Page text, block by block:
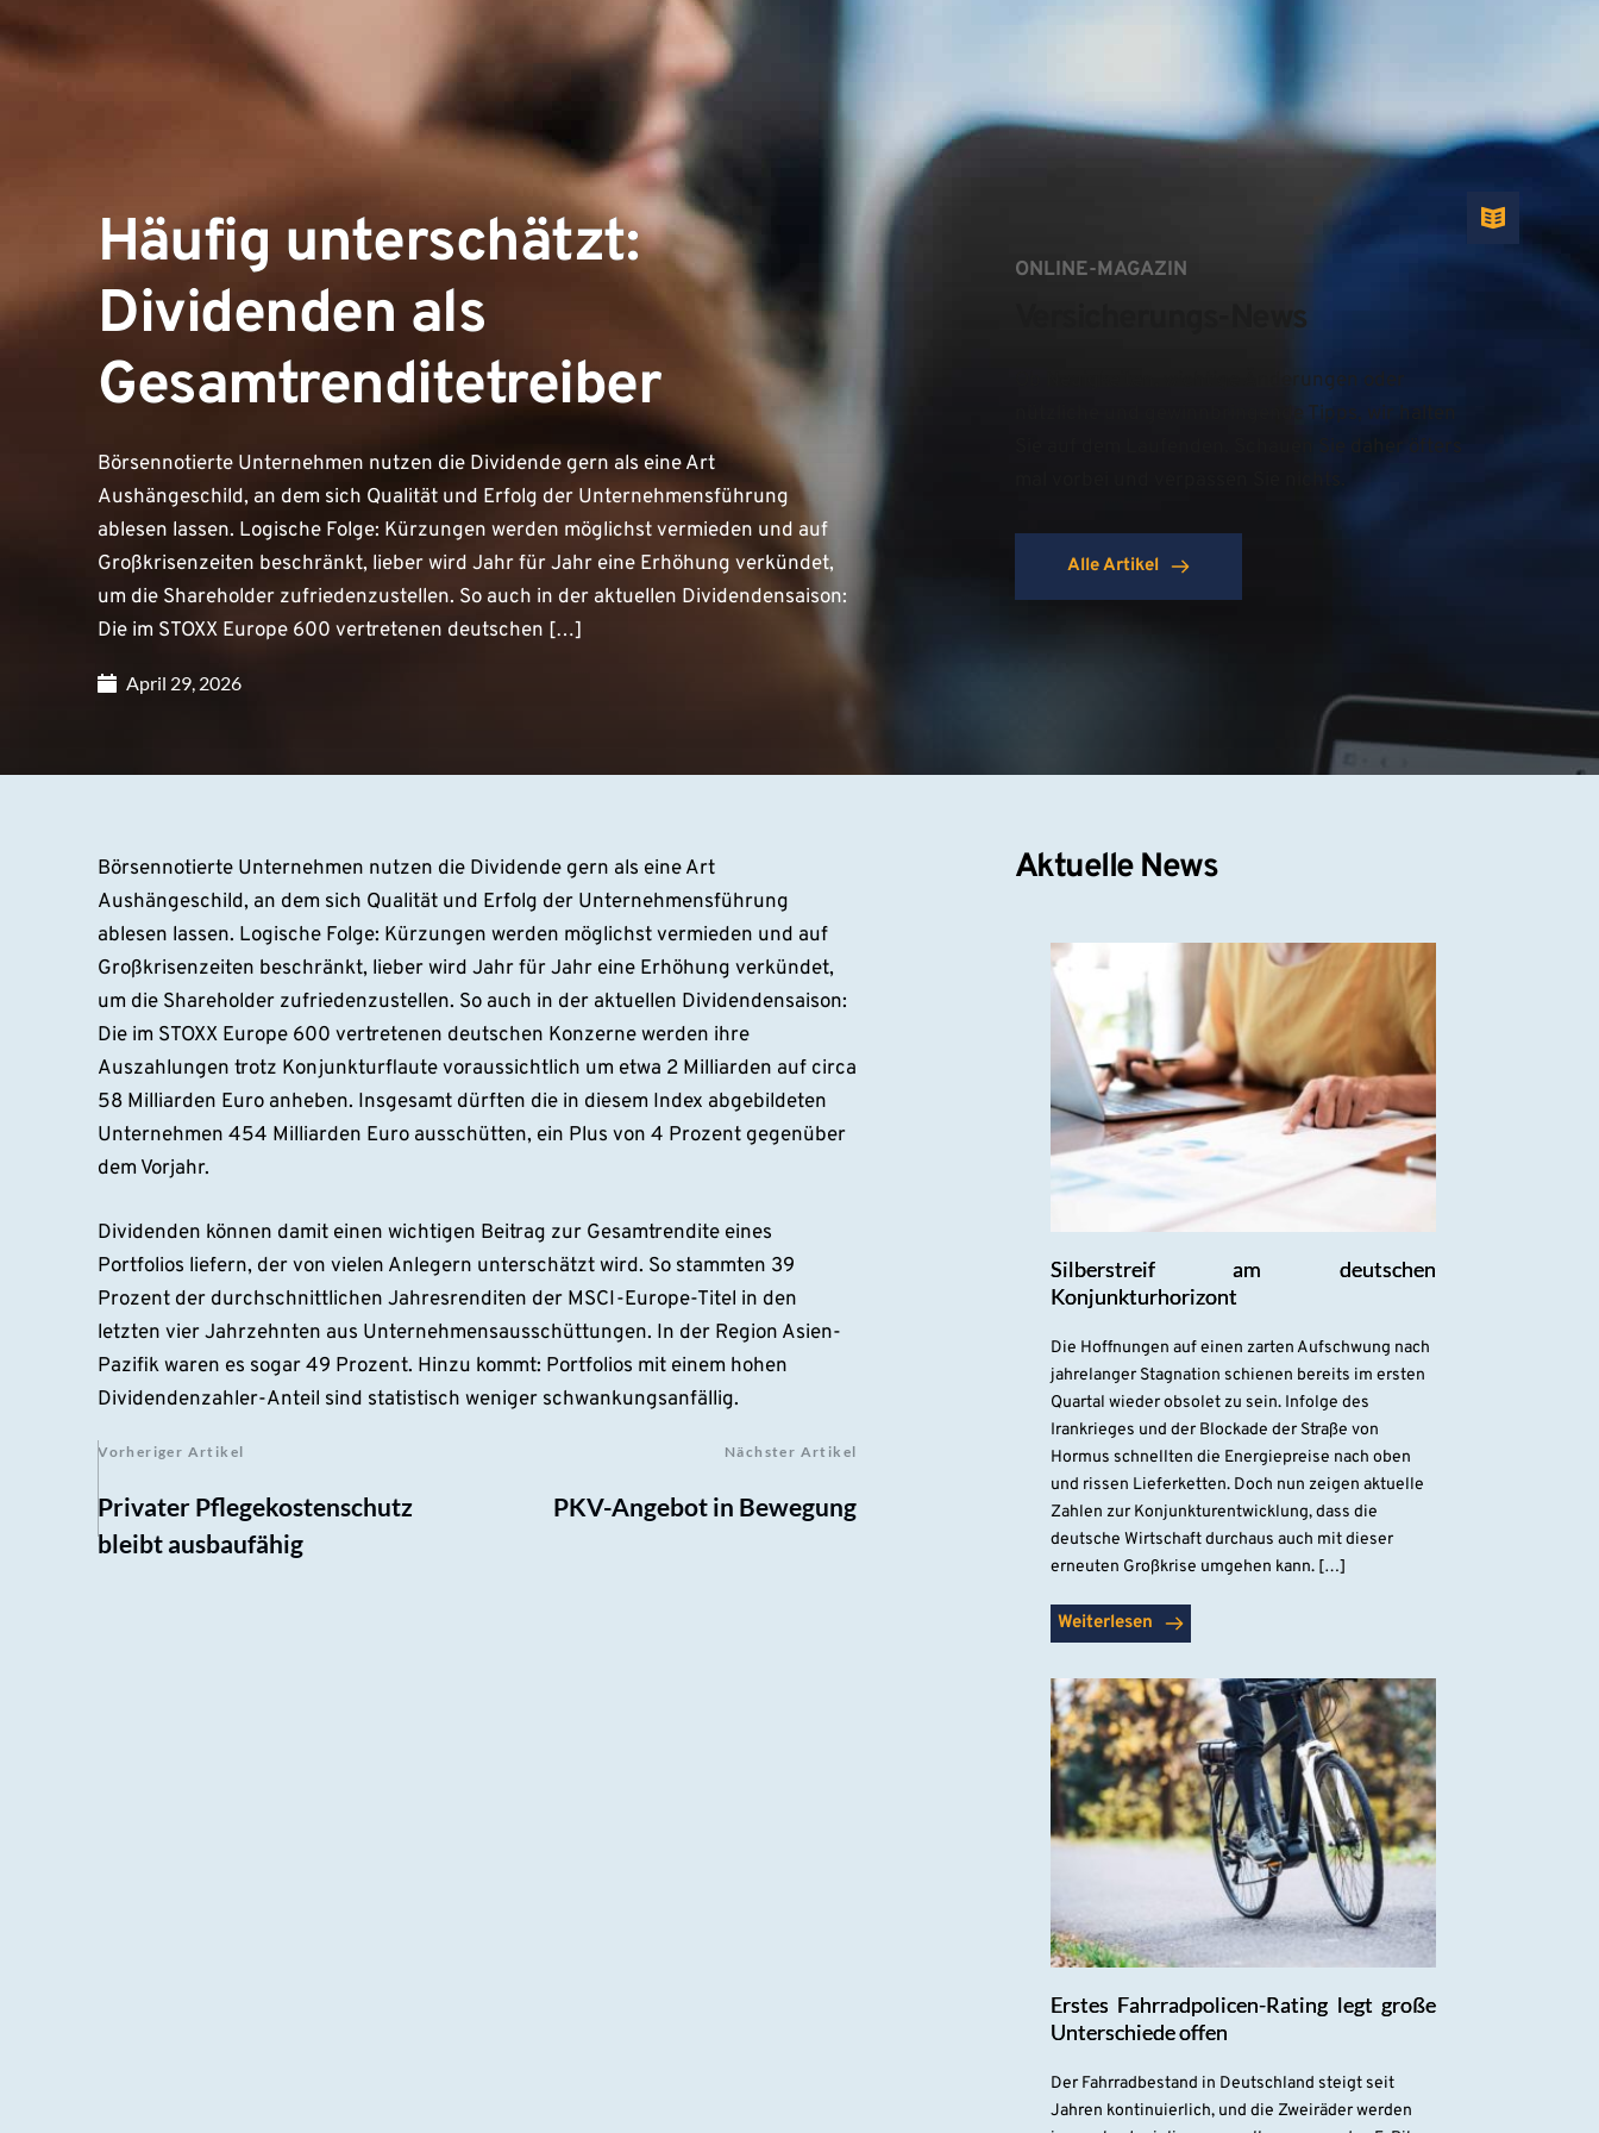
Häufig unterschätzt:
Dividenden als
Gesamtrenditetreiber
Börsennotierte Unternehmen nutzen die Dividende gern als eine Art
Aushängeschild, an dem sich Qualität und Erfolg der Unternehmensführung
ablesen lassen. Logische Folge: Kürzungen werden möglichst vermieden und auf
Großkrisenzeiten beschränkt, lieber wird Jahr für Jahr eine Erhöhung verkündet,
um die Shareholder zufriedenzustellen. So auch in der aktuellen Dividendensaison:
Die im STOXX Europe 600 vertretenen deutschen […]
April 29, 2026
ONLINE-MAGAZIN
Versicherungs-News
Ob Neuigkeiten, wichtige Änderungen oder
nützliche und gewinnbringende Tipps, wir halten
Sie auf dem Laufenden. Schauen Sie daher öfters
Alle Artikel
Börsennotierte Unternehmen nutzen die Dividende gern als eine Art
Aushängeschild, an dem sich Qualität und Erfolg der Unternehmensführung
ablesen lassen. Logische Folge: Kürzungen werden möglichst vermieden und auf
Großkrisenzeiten beschränkt, lieber wird Jahr für Jahr eine Erhöhung verkündet,
um die Shareholder zufriedenzustellen. So auch in der aktuellen Dividendensaison:
Die im STOXX Europe 600 vertretenen deutschen Konzerne werden ihre
Auszahlungen trotz Konjunkturflaute voraussichtlich um etwa 2 Milliarden auf circa
58 Milliarden Euro anheben. Insgesamt dürften die in diesem Index abgebildeten
Unternehmen 454 Milliarden Euro ausschütten, ein Plus von 4 Prozent gegenüber
dem Vorjahr.
Dividenden können damit einen wichtigen Beitrag zur Gesamtrendite eines
Portfolios liefern, der von vielen Anlegern unterschätzt wird. So stammten 39
Prozent der durchschnittlichen Jahresrenditen der MSCI-Europe-Titel in den
letzten vier Jahrzehnten aus Unternehmensausschüttungen. In der Region Asien-
Pazifik waren es sogar 49 Prozent. Hinzu kommt: Portfolios mit einem hohen
Dividendenzahler-Anteil sind statistisch weniger schwankungsanfällig.
Vorheriger Artikel Nächster Artikel
Privater Pflegekostenschutz
bleibt ausbaufähig
PKV-Angebot in Bewegung
Aktuelle News
Silberstreif am deutschen
Konjunkturhorizont
Die Hoffnungen auf einen zarten Aufschwung nach
jahrelanger Stagnation schienen bereits im ersten
Quartal wieder obsolet zu sein. Infolge des
Irankrieges und der Blockade der Straße von
Hormus schnellten die Energiepreise nach oben
und rissen Lieferketten. Doch nun zeigen aktuelle
Zahlen zur Konjunkturentwicklung, dass die
deutsche Wirtschaft durchaus auch mit dieser
erneuten Großkrise umgehen kann. […]
Weiterlesen
Erstes Fahrradpolicen-Rating legt große
Unterschiede offen
Der Fahrradbestand in Deutschland steigt seit
Jahren kontinuierlich, und die Zweiräder werden